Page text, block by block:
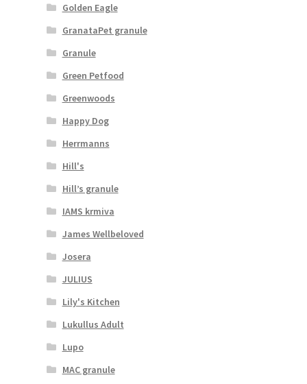
Golden Eagle
GranataPet granule
Granule
Green Petfood
Greenwoods
Happy Dog
Herrmanns
Hill's
Hill’s granule
IAMS krmiva
James Wellbeloved
Josera
JULIUS
Lily's Kitchen
Lukullus Adult
Lupo
MAC granule